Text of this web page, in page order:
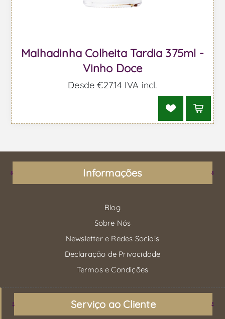
Malhadinha Colheita Tardia 375ml -
Vinho Doce
Desde €27,14 IVA incl.
Informações
Blog
Sobre Nós
Newsletter e Redes Sociais
Declaração de Privacidade
Termos e Condições
Serviço ao Cliente